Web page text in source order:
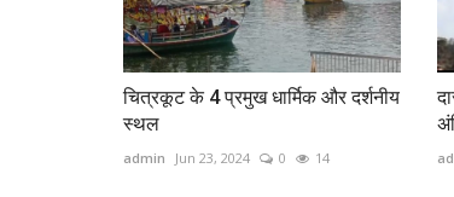
चित्रकूट के 4 प्रमुख धार्मिक और दर्शनीय
स्थल
admin Jun 23, 2024 0 14